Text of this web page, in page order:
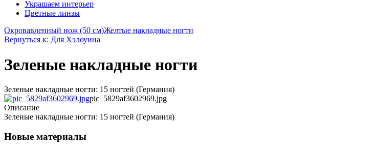
Украшаем интерьер
Цветные линзы
Окровавленный нож (50 см)Желтые накладные ногти
Вернуться к: Для Хэлоуина
Зеленые накладные ногти
Зеленые накладные ногти: 15 ногтей (Германия)
pic_5829af3602969.jpg
Описание
Зеленые накладные ногти: 15 ногтей (Германия)
Новые материалы